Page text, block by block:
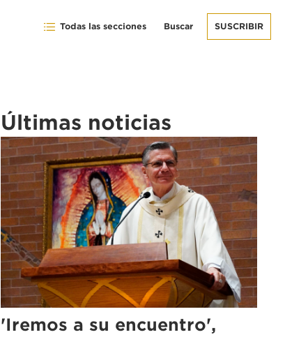
Todas las secciones Buscar SUSCRIBIR
Últimas noticias
'Iremos a su encuentro',